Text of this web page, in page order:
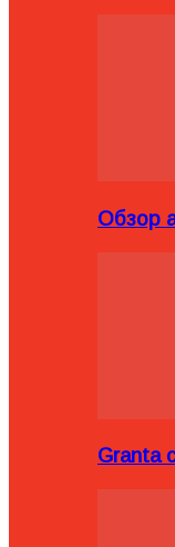
Обзор
Granta